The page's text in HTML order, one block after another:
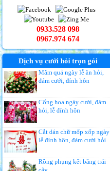
0933.528 098
0967.974 674
Dịch vụ cưới hỏi trọn gói
Mâm quả ngày lễ ăn hỏi,
đám cưới, đính hôn
Cổng hoa ngày cưới, đám
hỏi, lễ đính hôn
Cắt dán chữ mốp xốp ngày
lễ đính hôn, đám cưới hỏi
Rồng phụng kết bằng trái